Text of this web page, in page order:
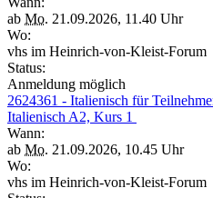
ab Mo. 21.09.2026, 11.40 Uhr
Wo:
vhs im Heinrich-von-Kleist-Forum
Status:
Anmeldung möglich
2624361 - Italienisch für
Italienisch A2, Kurs 1
Wann:
ab Mo. 21.09.2026, 10.45 Uhr
Wo:
vhs im Heinrich-von-Kleist-Forum